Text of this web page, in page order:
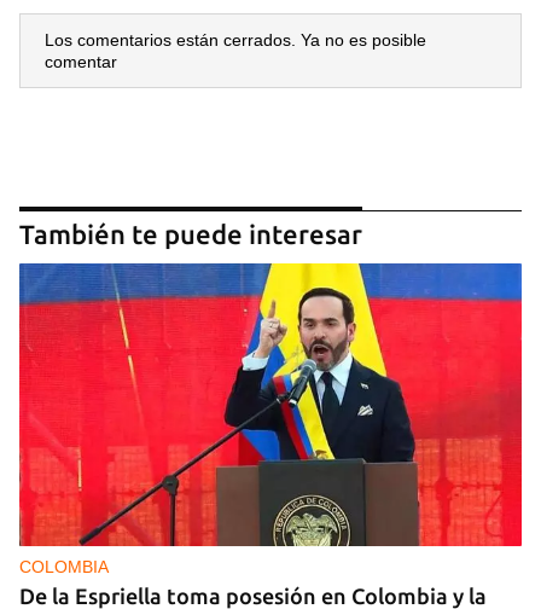
Los comentarios están cerrados. Ya no es posible
comentar
También te puede interesar
COLOMBIA
De la Espriella toma posesión en Colombia y la